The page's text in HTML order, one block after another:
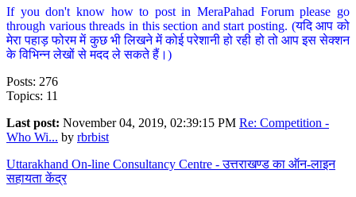
If you don't know how to post in MeraPahad Forum please go
through various threads in this section and start posting. (यदि आप को
मेरा पहाड़ फोरम में कुछ भी लिखने में कोई परेशानी हो रही हो तो आप इस सेक्शन
के विभिन्न लेखों से मदद ले सकते हैं।)
Posts: 276
Topics: 11
Last post: November 04, 2019, 02:39:15 PM Re: Competition -
Who Wi... by rbrbist
Uttarakhand On-line Consultancy Centre - उत्तराखण्ड का ऑन-लाइन
सहायता केंद्र